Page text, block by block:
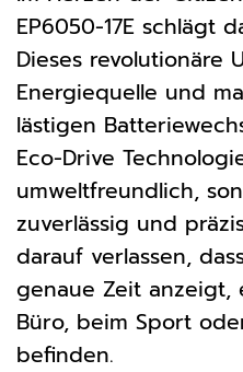
EP6050-17E schlägt
Dieses revolutionäre
Energiequelle und
lästigen
Eco-Drive
umweltfreundlich,
zuverlässig und
darauf verlassen,
genaue Zeit anzeigt,
Büro, beim Sport
befinden.